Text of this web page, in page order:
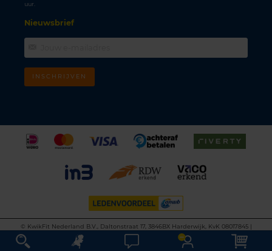
uur.
Nieuwsbrief
INSCHRIJVEN
©
KwikFit Nederland B.V., Daltonstraat 17, 3846BX Harderwijk, KvK 08017845 |
Algemene voorwaarden
Privacyverklaring Cookiebeleid
Disclaimer
This site is protected by reCAPTCHA and the Google
Privacy Policy
Terms of